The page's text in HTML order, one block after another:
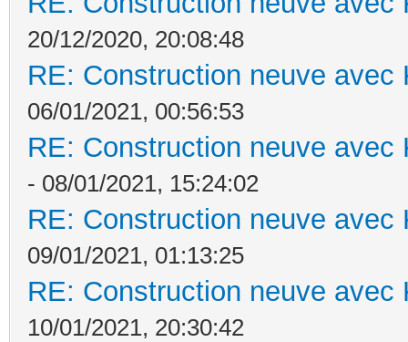
20/12/2020, 20:08:48
RE: Construction neuve avec
06/01/2021, 00:56:53
RE: Construction neuve avec
- 08/01/2021, 15:24:02
RE: Construction neuve avec
09/01/2021, 01:13:25
RE: Construction neuve avec
10/01/2021, 20:30:42